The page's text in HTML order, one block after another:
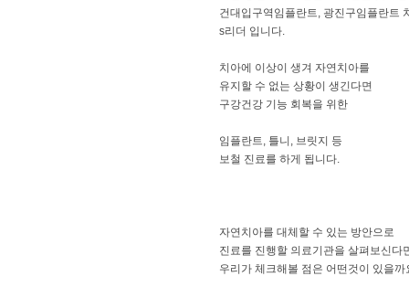
건대입구역임플란트, 광진구임플란트
s리더 입니다.
​치아에 이상이 생겨 자연치아를
유지할 수 없는 상황이 생긴다면
구강건강 기능 회복을 위한
임플란트, 틀니, 브릿지 등
보철 진료를 하게 됩니다.
자연치아를 대체할 수 있는 방안으로
진료를 진행할 의료기관을 살펴보신다
우리가 체크해볼 점은 어떤것이 있을까